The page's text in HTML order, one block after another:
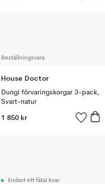
Beställningsvara
House Doctor
Dungi förvaringskorgar 3-pack,
Svart-natur
1 850 kr
Endast ett fåtal kvar